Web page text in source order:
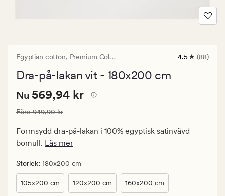
Egyptian cotton, Premium Collection
88
4.5 (88)
Dra-på-lakan vit - 180x200 cm
Nuvarande
569,94
kr.
Ordinarie
949,90
kr
Nuvarande pris
Nu 569,94 kr
Ordinarie pris 949,90 kr
Före949,90 kr
Formsydd dra-på-lakan i 100% egyptisk satinvävd
bomull. Läs mer
Storlek: 180x200 cm
105x200 cm 120x200 cm 160x200 cm